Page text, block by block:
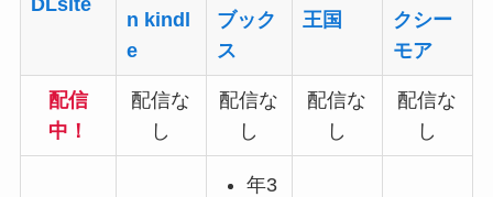
DLsite
n kindl
e
ブック
ス
王国
クシー
モア
配信
中！
配信な
し
配信な
し
配信な
し
配信な
し
年3